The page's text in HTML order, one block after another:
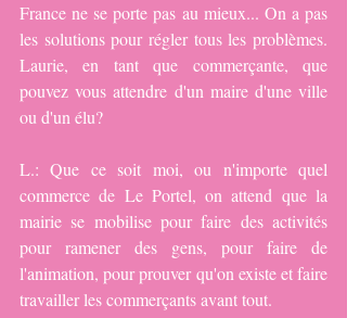
France ne se porte pas au mieux... On a pas
les solutions pour régler tous les problèmes.
Laurie, en tant que commerçante, que
pouvez vous attendre d'un maire d'une ville
ou d'un élu?
L.: Que ce soit moi, ou n'importe quel
commerce de Le Portel, on attend que la
mairie se mobilise pour faire des activités
pour ramener des gens, pour faire de
l'animation, pour prouver qu'on existe et faire
travailler les commerçants avant tout.